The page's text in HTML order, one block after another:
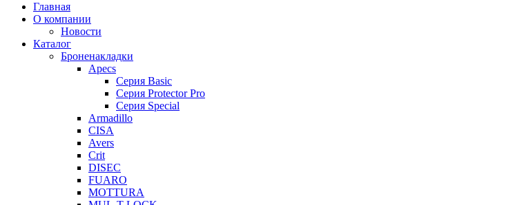
Главная
О компании
Новости
Каталог
Броненакладки
Apecs
Серия Basic
Серия Protector Pro
Серия Special
Armadillo
CISA
Avers
Crit
DISEC
FUARO
MOTTURA